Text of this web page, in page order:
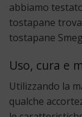
abbiamo
tostapane
tostapane
Uso, cura e
Utilizzando la
qualche